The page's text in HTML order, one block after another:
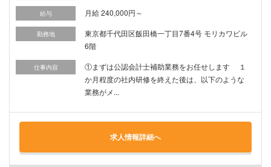
給与 月給 240,000円～
勤務地
東京都千代田区飯田橋一丁目7番4号 モリカワビル
6階
仕事内容
①まずは公認会計士補助業務をお任せします １
か月程度の社内研修を終えた後は、以下のような
業務がメ...
求人情報詳細へ